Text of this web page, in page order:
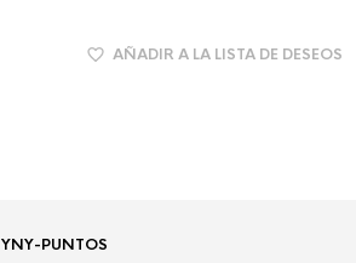
AÑADIR A LA LISTA DE DESEOS
YNY-PUNTOS